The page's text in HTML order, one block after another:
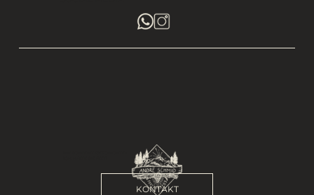
KONTAKT